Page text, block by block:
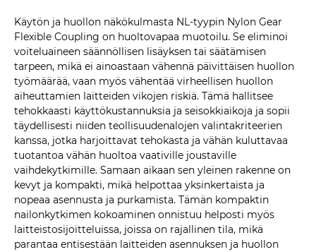
Käytön ja huollon näkökulmasta NL-tyypin Nylon Gear
Flexible Coupling on huoltovapaa muotoilu. Se eliminoi
voiteluaineen säännöllisen lisäyksen tai säätämisen
tarpeen, mikä ei ainoastaan ​​vähennä päivittäisen huollon
työmäärää, vaan myös vähentää virheellisen huollon
aiheuttamien laitteiden vikojen riskiä. Tämä hallitsee
tehokkaasti käyttökustannuksia ja seisokkiaikoja ja sopii
täydellisesti niiden teollisuudenalojen valintakriteerien
kanssa, jotka harjoittavat tehokasta ja vähän kuluttavaa
tuotantoa vähän huoltoa vaativille joustaville
vaihdekytkimille. Samaan aikaan sen yleinen rakenne on
kevyt ja kompakti, mikä helpottaa yksinkertaista ja
nopeaa asennusta ja purkamista. Tämän kompaktin
nailonkytkimen kokoaminen onnistuu helposti myös
laitteistosijoitteluissa, joissa on rajallinen tila, mikä
parantaa entisestään laitteiden asennuksen ja huollon